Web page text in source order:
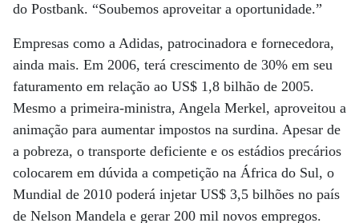
do Postbank. “Soubemos aproveitar a oportunidade.”
Empresas como a Adidas, patrocinadora e fornecedora,
ainda mais. Em 2006, terá crescimento de 30% em seu
faturamento em relação ao US$ 1,8 bilhão de 2005.
Mesmo a primeira-ministra, Angela Merkel, aproveitou a
animação para aumentar impostos na surdina. Apesar de
a pobreza, o transporte deficiente e os estádios precários
colocarem em dúvida a competição na África do Sul, o
Mundial de 2010 poderá injetar US$ 3,5 bilhões no país
de Nelson Mandela e gerar 200 mil novos empregos.